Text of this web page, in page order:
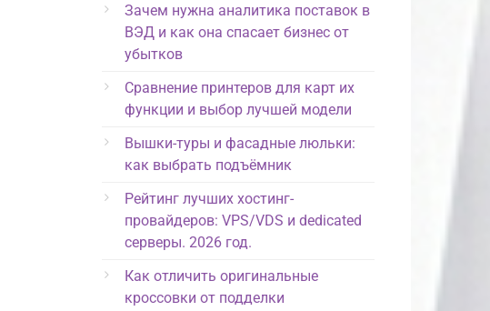
Зачем нужна аналитика поставок в
ВЭД и как она спасает бизнес от
убытков
Сравнение принтеров для карт их
функции и выбор лучшей модели
Вышки-туры и фасадные люльки:
как выбрать подъёмник
Рейтинг лучших хостинг-
провайдеров: VPS/VDS и dedicated
серверы. 2026 год.
Как отличить оригинальные
кроссовки от подделки